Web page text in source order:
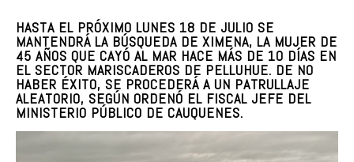
HASTA EL PRÓXIMO LUNES 18 DE JULIO SE
MANTENDRÁ LA BÚSQUEDA DE XIMENA, LA MUJER DE
45 AÑOS QUE CAYÓ AL MAR HACE MÁS DE 10 DÍAS EN
EL SECTOR MARISCADEROS DE PELLUHUE. DE NO
HABER ÉXITO, SE PROCEDERÁ A UN PATRULLAJE
ALEATORIO, SEGÚN ORDENÓ EL FISCAL JEFE DEL
MINISTERIO PÚBLICO DE CAUQUENES.